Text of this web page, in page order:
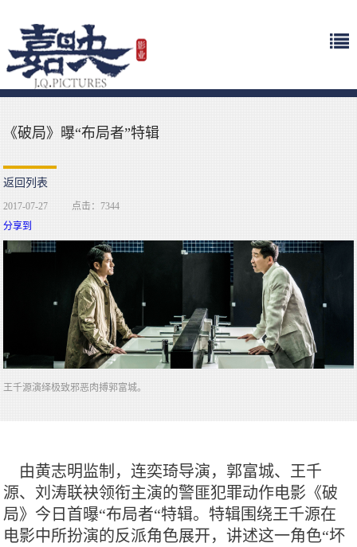
《破局》曝“布局者”特辑
返回列表
2017-07-27
点击：7344
分享到
王千源演绎极致邪恶肉搏郭富城。
由黄志明监制，连奕琦导演，郭富城、王千
源、刘涛联袂领衔主演的警匪犯罪动作电影《破
局》今日首曝“布局者“特辑。特辑围绕王千源在
电影中所扮演的反派角色展开，讲述这一角色“坏